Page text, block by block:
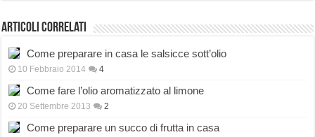
Articoli correlati
Come preparare in casa le salsicce sott’olio
10 Febbraio 2014 4
Come fare l’olio aromatizzato al limone
20 Settembre 2013 2
Come preparare un succo di frutta in casa